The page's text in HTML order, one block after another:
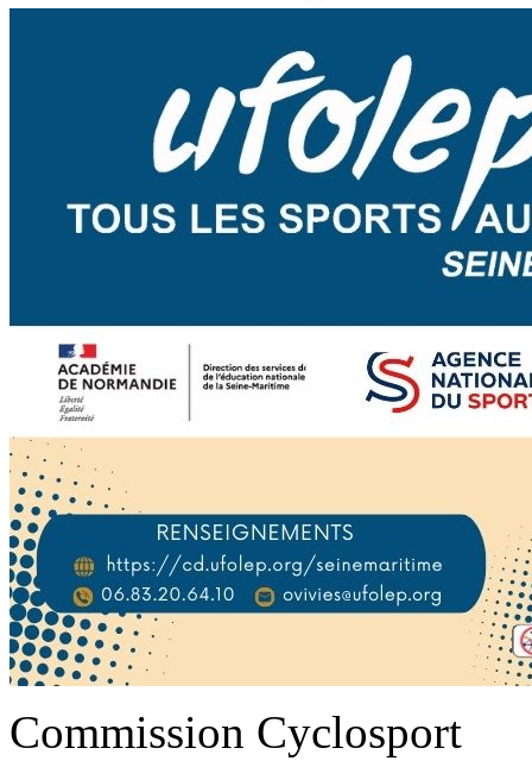
Commission Cyclosport